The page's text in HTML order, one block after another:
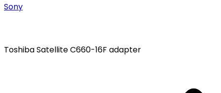
Sony
Toshiba Satellite C660-16F adapter